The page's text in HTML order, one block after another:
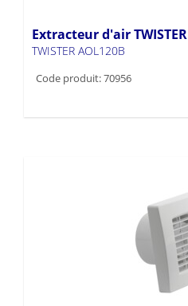
Extracteur d'air TWISTER
TWISTER AOL120B
Code produit: 70956